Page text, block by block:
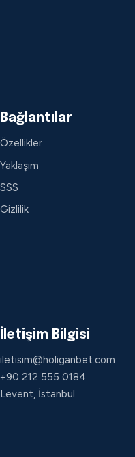
Bağlantılar
Özellikler
Yaklaşım
SSS
Gizlilik
İletişim Bilgisi
iletisim@holiganbet.com
+90 212 555 0184
Levent, İstanbul